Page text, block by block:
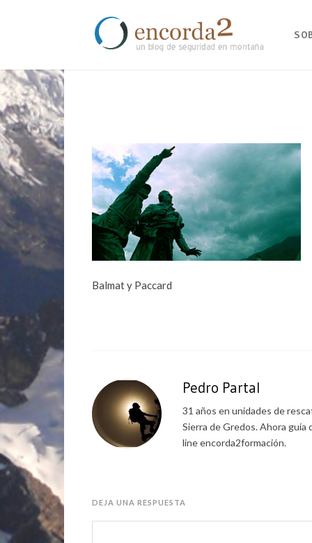
Balmat y Paccard
Pedro Partal
31 años en unidades de
Sierra de Gredos. Ahora guía
line encorda2formación.
DEJA UNA RESPUESTA